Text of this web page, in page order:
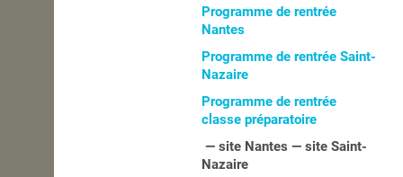
Programme de rentrée
Nantes
Programme de rentrée Saint-
Nazaire
Programme de rentrée
classe préparatoire
— site Nantes — site Saint-
Nazaire